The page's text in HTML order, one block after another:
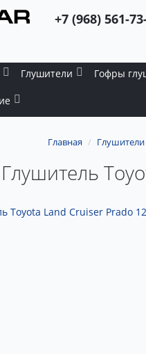
+7 (968) 561-
Глушители Гофры
Главная Глушители
Глушитель